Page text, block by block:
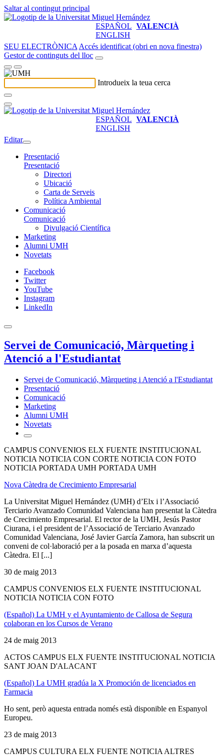
Saltar al contingut principal
ESPAÑOL VALENCIÀ
ENGLISH
SEU ELECTRÒNICA Accés identificat (obri en nova finestra)
Gestor de continguts del lloc
Introdueix la teua cerca
ESPAÑOL VALENCIÀ
ENGLISH
Editar
Presentació
Presentació
Directori
Ubicació
Carta de Serveis
Política Ambiental
Comunicació
Comunicació
Divulgació Científica
Marketing
Alumni UMH
Novetats
Facebook
Twitter
YouTube
Instagram
LinkedIn
Servei de Comunicació, Màrqueting i
Atenció a l'Estudiantat
Servei de Comunicació, Màrqueting i Atenció a l'Estudiantat
Presentació
Comunicació
Marketing
Alumni UMH
Novetats
CAMPUS CONVENIOS ELX FUENTE INSTITUCIONAL
NOTICIA NOTICIA CON CORTE NOTICIA CON FOTO
NOTICIA PORTADA UMH PORTADA UMH
Nova Càtedra de Crecimiento Empresarial
La Universitat Miguel Hernández (UMH) d’Elx i l’Associació
Terciario Avanzado Comunidad Valenciana han presentat la Càtedra
de Crecimiento Empresarial. El rector de la UMH, Jesús Pastor
Ciurana, i el president de l’Associació de Terciario Avanzado
Comunidad Valenciana, José Javier García Zamora, han subscrit un
conveni de col·laboració per a la posada en marxa d’aquesta
Càtedra. El [...]
30 de maig 2013
CAMPUS CONVENIOS ELX FUENTE INSTITUCIONAL
NOTICIA NOTICIA CON FOTO
(Español) La UMH y el Ayuntamiento de Callosa de Segura
colaboran en los Cursos de Verano
24 de maig 2013
ACTOS CAMPUS ELX FUENTE INSTITUCIONAL NOTICIA
SANT JOAN D'ALACANT
(Español) La UMH gradúa la X Promoción de licenciados en
Farmacia
Ho sent, però aquesta entrada només està disponible en Espanyol
Europeu.
23 de maig 2013
CAMPUS CULTURA ELX FUENTE NOTICIA ALTRES